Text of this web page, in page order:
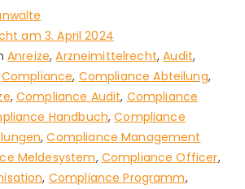
am 3. April 2024
Anreize,Arzneimittelrecht,Audit,
Compliance, Compliance Abteilung,
,Compliance Audit, Compliance
Handbuch,Compliance
,Compliance Management
Meldesystem, Compliance Officer,
, Compliance Programm,